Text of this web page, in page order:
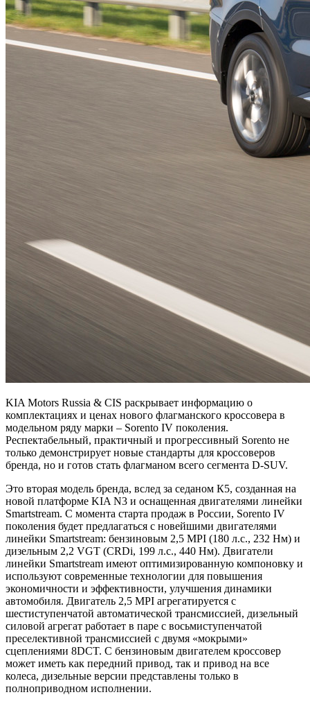
KIA Motors Russia & CIS раскрывает информацию о
комплектациях и ценах нового флагманского кроссовера в
модельном ряду марки – Sorento IV поколения.
Респектабельный, практичный и прогрессивный Sorento не
только демонстрирует новые стандарты для кроссоверов
бренда, но и готов стать флагманом всего сегмента D-SUV.
Это вторая модель бренда, вслед за седаном К5, созданная на
новой платформе KIA N3 и оснащенная двигателями линейки
Smartstream. С момента старта продаж в России, Sorento IV
поколения будет предлагаться с новейшими двигателями
линейки Smartstream: бензиновым 2,5 MPI (180 л.с., 232 Нм) и
дизельным 2,2 VGT (CRDi, 199 л.с., 440 Нм). Двигатели
линейки Smartstream имеют оптимизированную компоновку и
используют современные технологии для повышения
экономичности и эффективности, улучшения динамики
автомобиля. Двигатель 2,5 MPI агрегатируется с
шестиступенчатой автоматической трансмиссией, дизельный
силовой агрегат работает в паре с восьмиступенчатой
преселективной трансмиссией с двумя «мокрыми»
сцеплениями 8DCT. С бензиновым двигателем кроссовер
может иметь как передний привод, так и привод на все
колеса, дизельные версии представлены только в
полноприводном исполнении.